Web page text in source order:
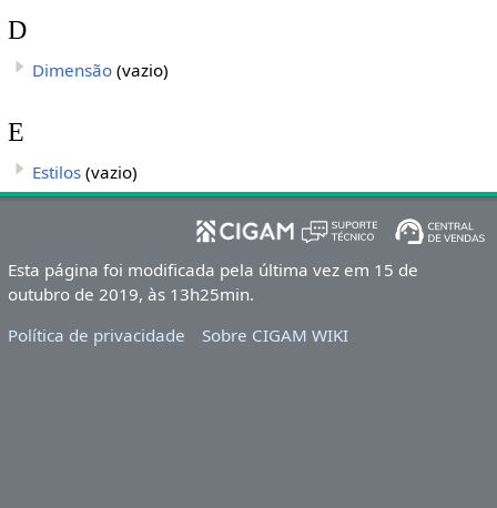
D
Dimensão (vazio)
E
Estilos (vazio)
Esta página foi modificada pela última vez em 15 de
outubro de 2019, às 13h25min.
Política de privacidade
Sobre CIGAM WIKI